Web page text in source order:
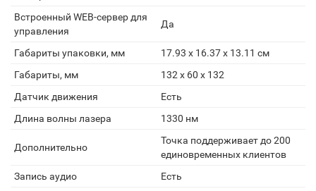
Встроенный WEB-сервер для
управления
Да
Габариты упаковки, мм
17.93 x 16.37 x 13.11 см
Габариты, мм
132 x 60 x 132
Датчик движения
Есть
Длина волны лазера
1330 нм
Дополнительно
Точка поддерживает до 200
единовременных клиентов
Запись аудио
Есть